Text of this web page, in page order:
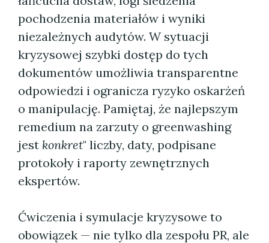
pochodzenia materiałów i wyniki
niezależnych audytów. W sytuacji
kryzysowej szybki dostęp do tych
dokumentów umożliwia transparentne
odpowiedzi i ogranicza ryzyko oskarżeń
o manipulację. Pamiętaj, że najlepszym
remedium na zarzuty o greenwashing
jest konkret" liczby, daty, podpisane
protokoły i raporty zewnętrznych
ekspertów.
Ćwiczenia i symulacje kryzysowe to
obowiązek — nie tylko dla zespołu PR, ale